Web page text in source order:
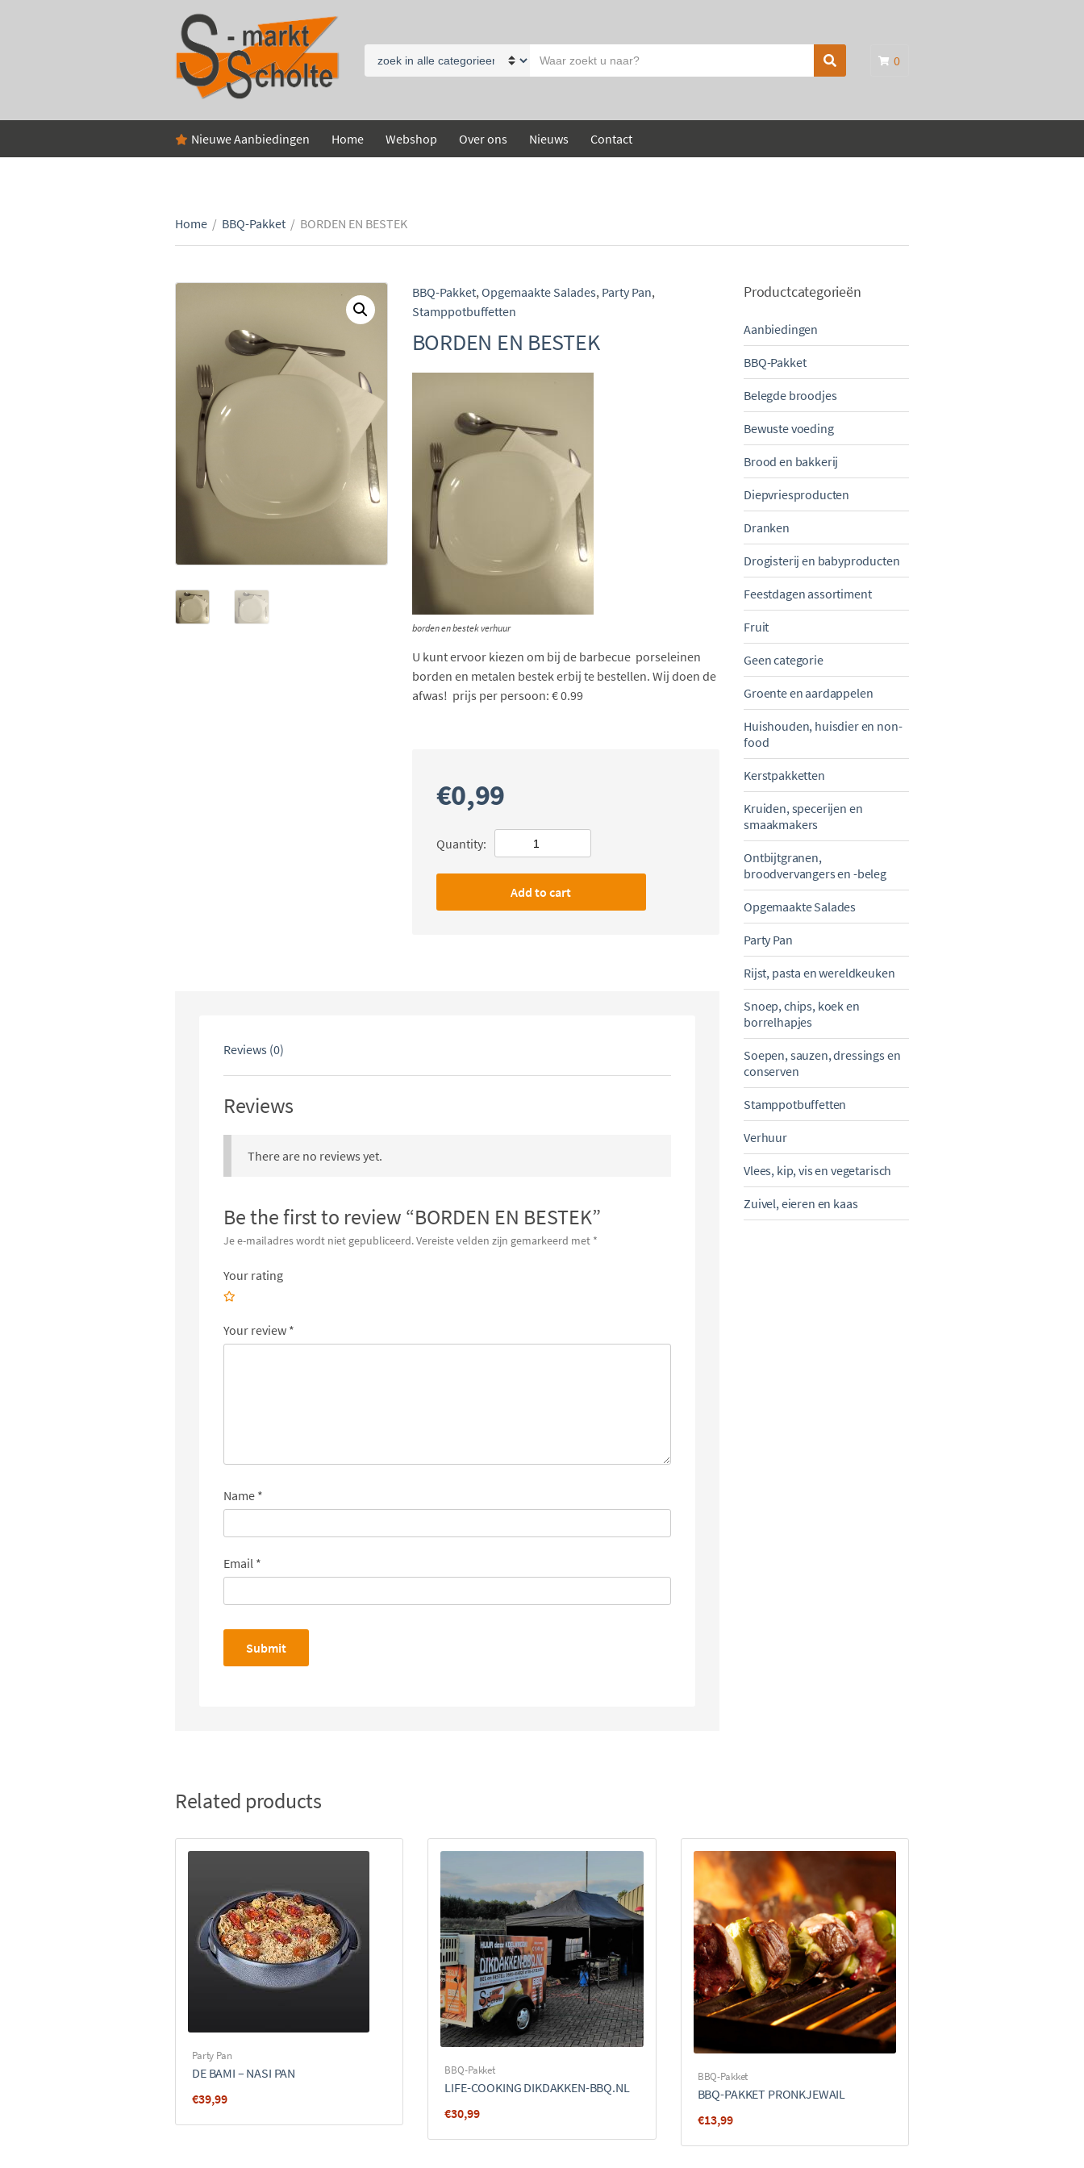
Category
Search
Search 0
Nieuwe Aanbiedingen Home Webshop Over ons Nieuws Contact
Home / BBQ-Pakket / BORDEN EN BESTEK
BBQ-Pakket,Opgemaakte Salades, Party Pan,
Stamppotbuffetten
BORDEN EN BESTEK
borden en bestek verhuur
U kunt ervoor kiezen om bij de barbecue porseleinen
borden en metalen bestek erbij te bestellen. Wij doen de
afwas! prijs per persoon: € 0.99
€0,99
Quantity:
Add to cart
Reviews (0)
Reviews
There are no reviews yet.
Be the first to review “BORDEN EN BESTEK”
Je e-mailadres wordt niet gepubliceerd.Vereiste velden zijn gemarkeerd met *
Your rating
Your review *
Name *
Email *
Productcategorieën
Aanbiedingen
BBQ-Pakket
Belegde broodjes
Bewuste voeding
Brood en bakkerij
Diepvriesproducten
Dranken
Drogisterij en babyproducten
Feestdagen assortiment
Fruit
Geen categorie
Groente en aardappelen
Huishouden, huisdier en non-
food
Kerstpakketten
Kruiden, specerijen en
smaakmakers
Ontbijtgranen,
broodvervangers en -beleg
Opgemaakte Salades
Party Pan
Rijst, pasta en wereldkeuken
Snoep, chips, koek en
borrelhapjes
Soepen, sauzen, dressings en
conserven
Stamppotbuffetten
Verhuur
Vlees, kip, vis en vegetarisch
Zuivel, eieren en kaas
Related products
Party Pan
DE BAMI – NASI PAN
€39,99
BBQ-Pakket
LIFE-COOKING DIKDAKKEN-BBQ.NL
€30,99
BBQ-Pakket
BBQ-PAKKET PRONKJEWAIL
€13,99